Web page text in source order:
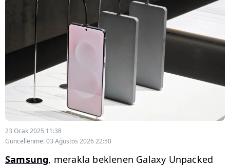
23 Ocak 2025 11:38
Güncellenme: 03 Ağustos 2026 22:50
Samsung, merakla beklenen Galaxy Unpacked